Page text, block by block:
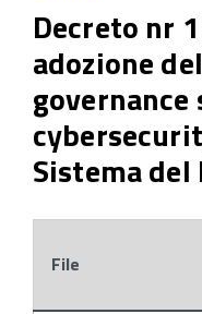
Decreto nr
adozione
Sistema
File